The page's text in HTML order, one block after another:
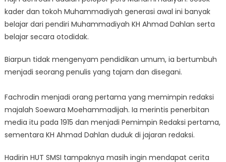
kader dan tokoh Muhammadiyah generasi awal ini banyak
belajar dari pendiri Muhammadiyah KH Ahmad Dahlan serta
belajar secara otodidak.
Biarpun tidak mengenyam pendidikan umum, ia bertumbuh
menjadi seorang penulis yang tajam dan disegani.
Fachrodin menjadi orang pertama yang memimpin redaksi
majalah Soewara Moehammadijah. Ia merintis penerbitan
media itu pada 1915 dan menjadi Pemimpin Redaksi pertama,
sementara KH Ahmad Dahlan duduk di jajaran redaksi.
Hadirin HUT SMSI tampaknya masih ingin mendapat cerita